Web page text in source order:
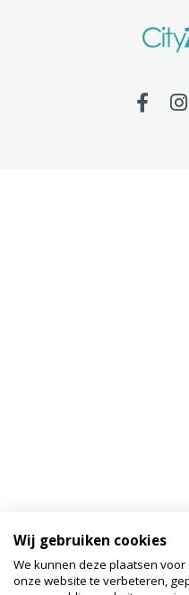
Wij gebruiken cookies
We kunnen deze plaatsen
onze website te verbeteren,